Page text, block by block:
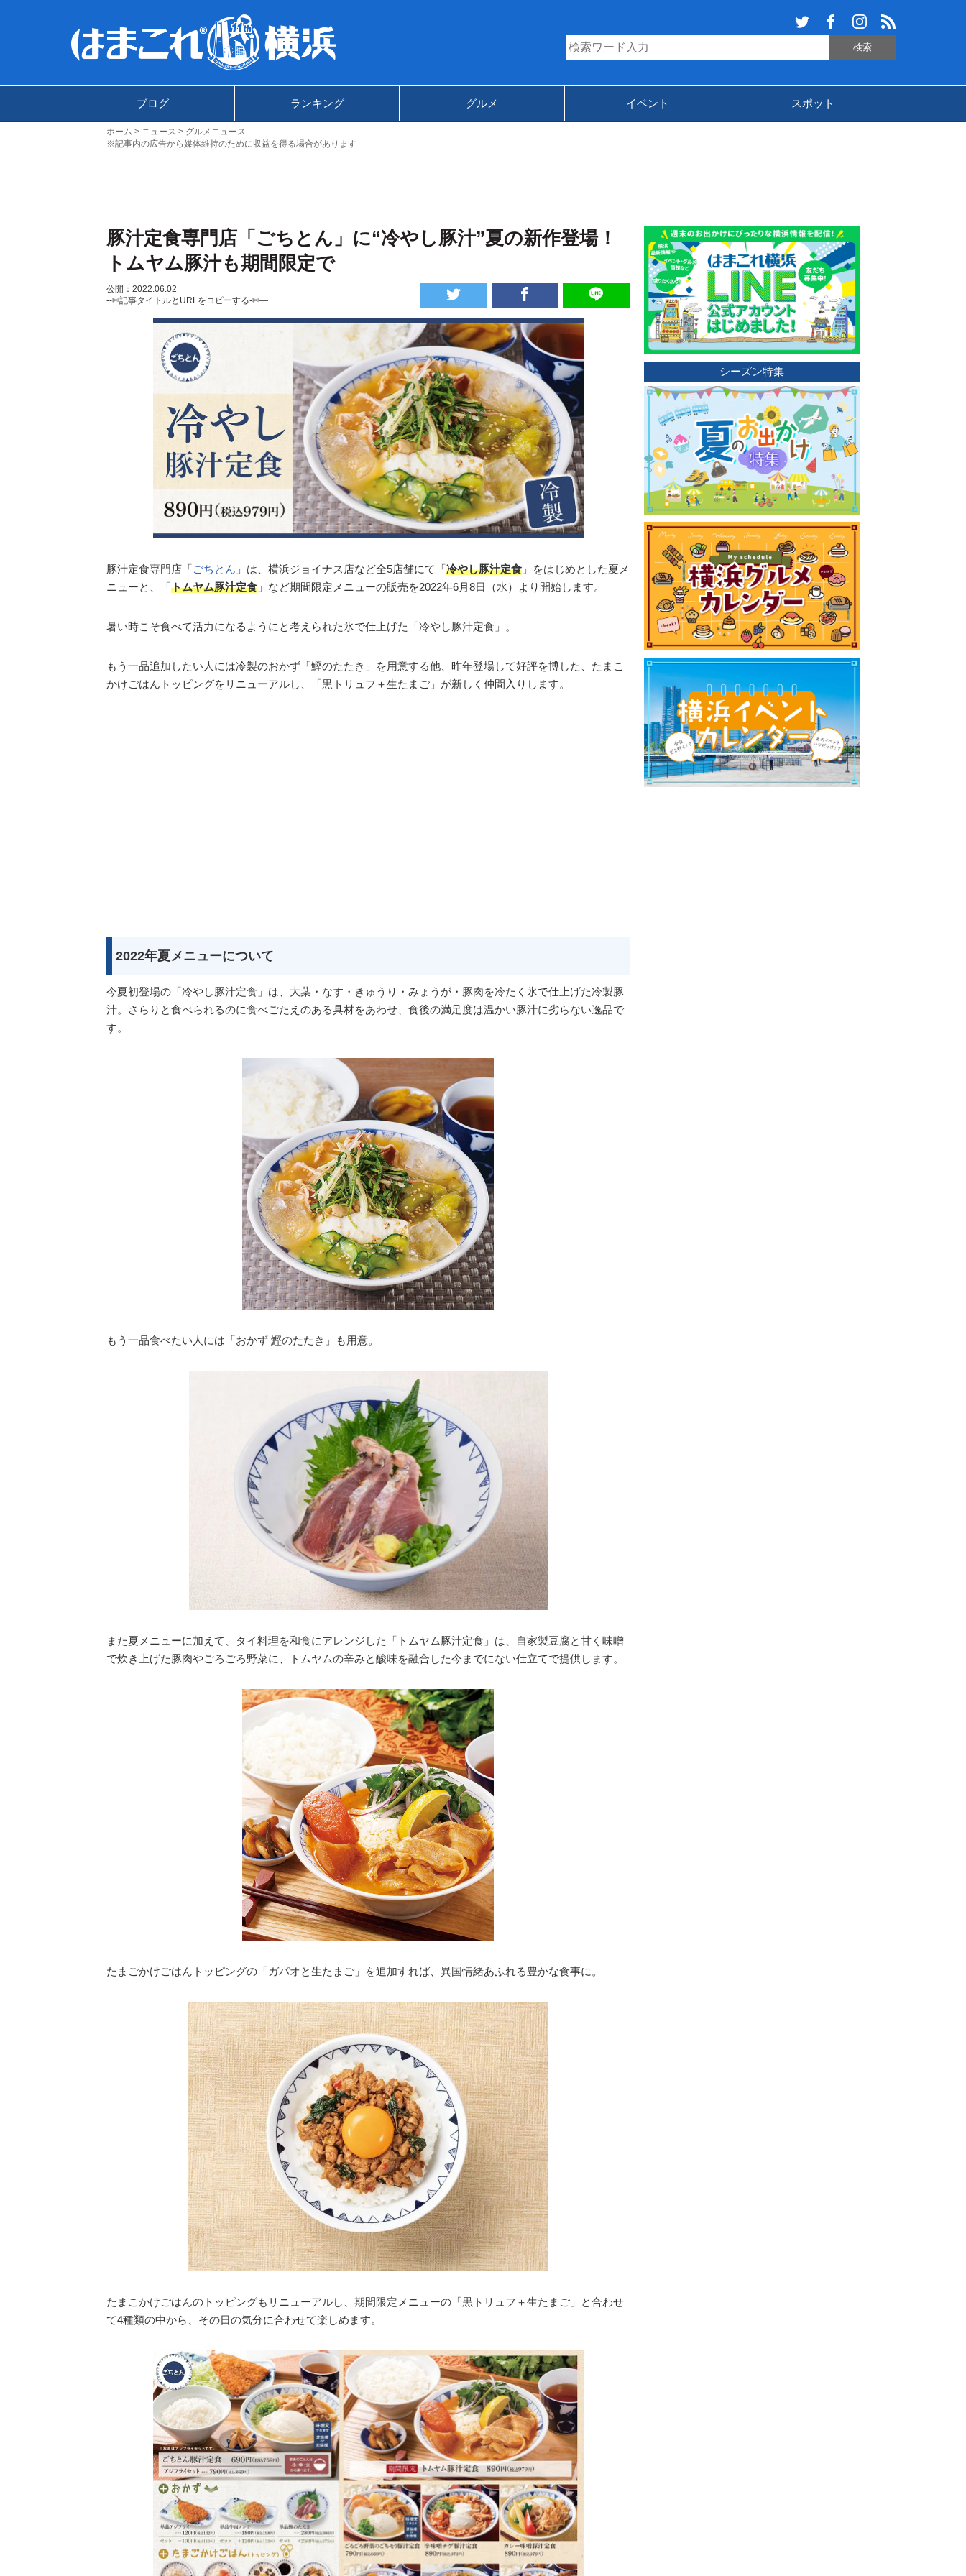
ブログ ランキング グルメ イベント スポット
ホーム ニュース
グルメニュース
※記事内の広告から媒体維持のために収益を得る場合があります
豚汁定食専門店「ごちとん」に“冷やし豚汁”夏の新作登場！
トムヤム豚汁も期間限定で
公開：2022.06.02
--✄記事タイトルとURLをコピーする-✄—
豚汁定食専門店「 ごちとん 」は、横浜ジョイナス店など全5店舗にて「 冷やし豚汁定食 」をはじめとした夏メ
ニューと、「 トムヤム豚汁定食 」など期間限定メニューの販売を2022年6月8日（水）より開始します。
暑い時こそ食べて活力になるようにと考えられた氷で仕上げた「冷やし豚汁定食」。
もう一品追加したい人には冷製のおかず「鰹のたたき」を用意する他、昨年登場して好評を博した、たまこ
かけごはんトッピングをリニューアルし、「黒トリュフ＋生たまご」が新しく仲間入りします。
2022年夏メニューについて
今夏初登場の「冷やし豚汁定食」は、大葉・なす・きゅうり・みょうが・豚肉を冷たく氷で仕上げた冷製豚
汁。さらりと食べられるのに食べごたえのある具材をあわせ、食後の満足度は温かい豚汁に劣らない逸品で
す。
もう一品食べたい人には「おかず 鰹のたたき」も用意。
また夏メニューに加えて、タイ料理を和食にアレンジした「トムヤム豚汁定食」は、自家製豆腐と甘く味噌
で炊き上げた豚肉やごろごろ野菜に、トムヤムの辛みと酸味を融合した今までにない仕立てで提供します。
たまごかけごはんトッピングの「ガパオと生たまご」を追加すれば、異国情緒あふれる豊かな食事に。
たまこかけごはんのトッピングもリニューアルし、期間限定メニューの「黒トリュフ＋生たまご」と合わせ
て4種類の中から、その日の気分に合わせて楽しめます。
シーズン特集